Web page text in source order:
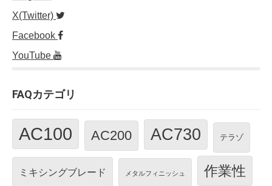
X(Twitter)
Facebook
YouTube
FAQカテゴリ
AC100 AC200 AC730 テラゾ
ミキシングブレード メタルフィニッシュ 作業性